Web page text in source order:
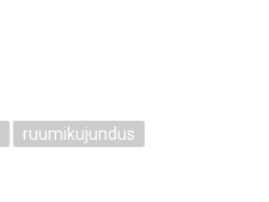
ruumikujundus